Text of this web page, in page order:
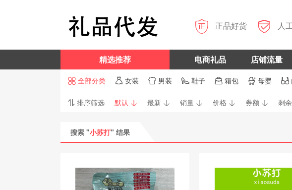
 正品好货  人
精选推荐 电商礼品 店铺流量
 全部分类  女装  男装  鞋子  箱包  母婴 
 排序筛选 默认  最新  销量  价格  券额  剩余
搜索 "小苏打" 结果